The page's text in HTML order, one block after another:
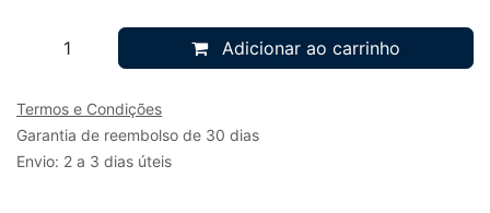
Adicionar ao carrinho
Termos e Condições
Garantia de reembolso de 30 dias
Envio: 2 a 3 dias úteis